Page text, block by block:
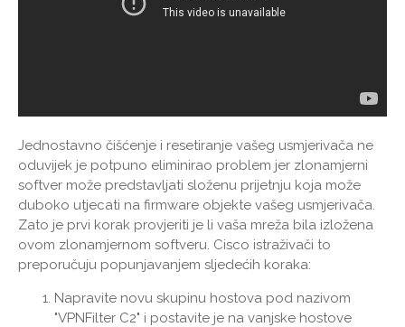
Jednostavno čišćenje i resetiranje vašeg usmjerivača ne
oduvijek je potpuno eliminirao problem jer zlonamjerni
softver može predstavljati složenu prijetnju koja može
duboko utjecati na firmware objekte vašeg usmjerivača.
Zato je prvi korak provjeriti je li vaša mreža bila izložena
ovom zlonamjernom softveru. Cisco istraživači to
preporučuju popunjavanjem sljedećih koraka:
Napravite novu skupinu hostova pod nazivom
"VPNFilter C2" i postavite je na vanjske hostove